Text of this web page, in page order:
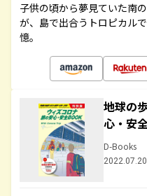
子供の頃から夢見ていた南
が、島で出合うトロピカル
憶。
地球の
心・安
D-Books